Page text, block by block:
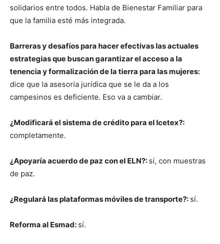
solidarios entre todos. Habla de Bienestar Familiar para
que la familia esté más integrada.
Barreras y desafíos para hacer efectivas las actuales
estrategias que buscan garantizar el acceso a la
tenencia y formalización de la tierra para las mujeres:
dice que la asesoría jurídica que se le da a los
campesinos es deficiente. Eso va a cambiar.
¿Modificará el sistema de crédito para el Icetex?:
completamente.
¿Apoyaría acuerdo de paz con el ELN?: sí, con muestras
de paz.
¿Regulará las plataformas móviles de transporte?: sí.
Reforma al Esmad: sí.